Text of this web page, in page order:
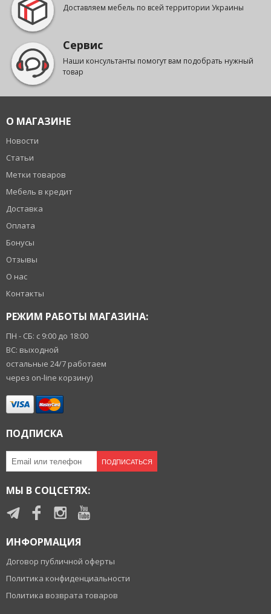
Доставляем мебель по всей территории Украины
Сервис
Наши консультанты помогут вам подобрать нужный
товар
О МАГАЗИНЕ
Новости
Статьи
Метки товаров
Мебель в кредит
Доставка
Оплата
Бонусы
Отзывы
О нас
Контакты
РЕЖИМ РАБОТЫ МАГАЗИНА:
ПН - СБ: с 9:00 до 18:00
ВС: выходной
остальные 24/7 работаем
через on-line корзину)
ПОДПИСКА
ПОДПИСАТЬСЯ
МЫ В СОЦСЕТЯХ:
ИНФОРМАЦИЯ
Договор публичной оферты
Политика конфиденциальности
Политика возврата товаров